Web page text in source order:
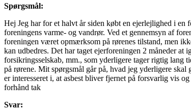
Spørgsmål:
Hej Jeg har for et halvt år siden købt en ejerlejlighed i
foreningens varme- og vandrør. Ved et gennemsyn af
foreningen været opmærksom på rørenes tilstand, men
kan udbedres. Det har taget ejerforeningen 2 måneder at
forsikringsselskab, mm., som yderligere tager rigtig lang
på rørene. Mit spørgsmål går på, hvad jeg yderligere
er interesseret i, at asbest bliver fjernet på forsvarlig vis
forhånd tak
Svar: